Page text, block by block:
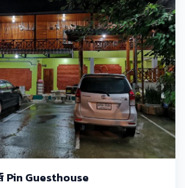
Pin Guesthouse